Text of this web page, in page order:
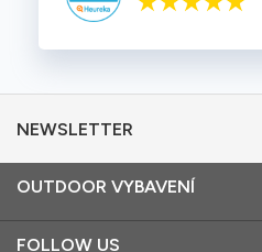
NEWSLETTER
OUTDOOR VYBAVENÍ
FOLLOW US